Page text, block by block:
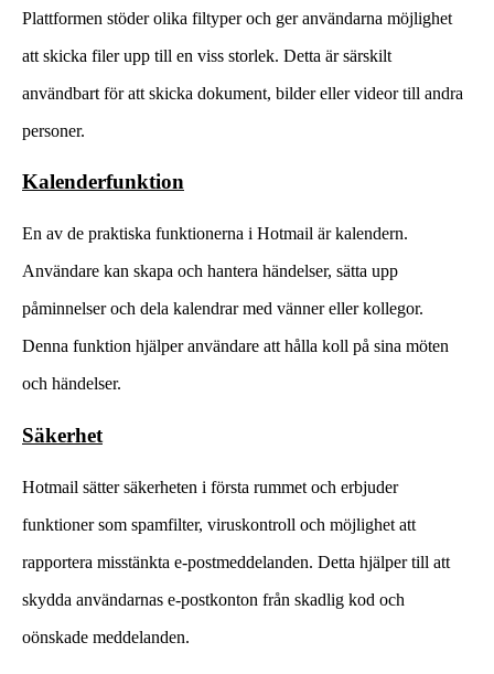
Plattformen stöder olika filtyper och ger användarna möjlighet
att skicka filer upp till en viss storlek. Detta är särskilt
användbart för att skicka dokument, bilder eller videor till andra
personer.
Kalenderfunktion
En av de praktiska funktionerna i Hotmail är kalendern.
Användare kan skapa och hantera händelser, sätta upp
påminnelser och dela kalendrar med vänner eller kollegor.
Denna funktion hjälper användare att hålla koll på sina möten
och händelser.
Säkerhet
Hotmail sätter säkerheten i första rummet och erbjuder
funktioner som spamfilter, viruskontroll och möjlighet att
rapportera misstänkta e-postmeddelanden. Detta hjälper till att
skydda användarnas e-postkonton från skadlig kod och
oönskade meddelanden.